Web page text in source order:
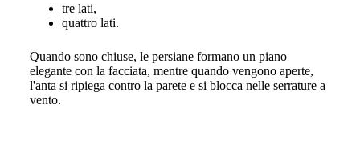
tre lati,
quattro lati.
Quando sono chiuse, le persiane formano un piano
elegante con la facciata, mentre quando vengono aperte,
l'anta si ripiega contro la parete e si blocca nelle serrature a
vento.